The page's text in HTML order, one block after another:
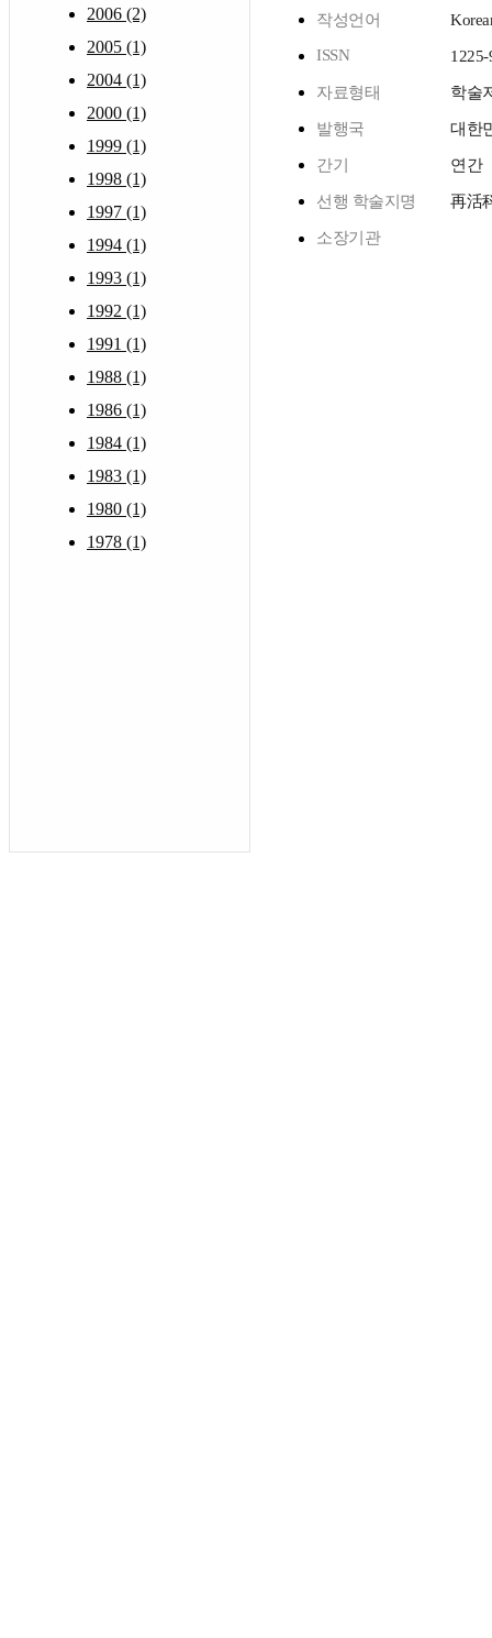
2006 (2)
2005 (1)
2004 (1)
2000 (1)
1999 (1)
1998 (1)
1997 (1)
1994 (1)
1993 (1)
1992 (1)
1991 (1)
1988 (1)
1986 (1)
1984 (1)
1983 (1)
1980 (1)
1978 (1)
작성언어
ISSN
1225-
자료형태 학술
발행국 대한
간기 연간
선행 학술지명 再活
소장기관